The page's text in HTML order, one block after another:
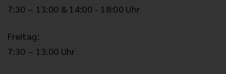
7:30 – 13:00 & 14:00 - 18:00 Uhr
Freitag:
7:30 – 13:00 Uhr